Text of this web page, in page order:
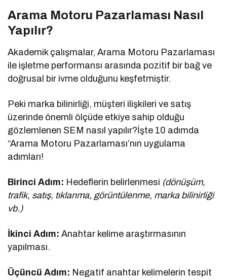
Arama Motoru Pazarlaması Nasıl
Yapılır?
Akademik çalışmalar, Arama Motoru Pazarlaması
ile işletme performansı arasında pozitif bir bağ ve
doğrusal bir ivme olduğunu keşfetmiştir.
Peki marka bilinirliği, müşteri ilişkileri ve satış
üzerinde önemli ölçüde etkiye sahip olduğu
gözlemlenen SEM nasıl yapılır?İşte 10 adımda
“Arama Motoru Pazarlaması’nın uygulama
adımları!
Birinci Adım: Hedeflerin belirlenmesi (dönüşüm,
trafik, satış, tıklanma, görüntülenme, marka bilinirliği
vb.)
İkinci Adım: Anahtar kelime araştırmasının
yapılması.
Üçüncü Adım: Negatif anahtar kelimelerin tespit